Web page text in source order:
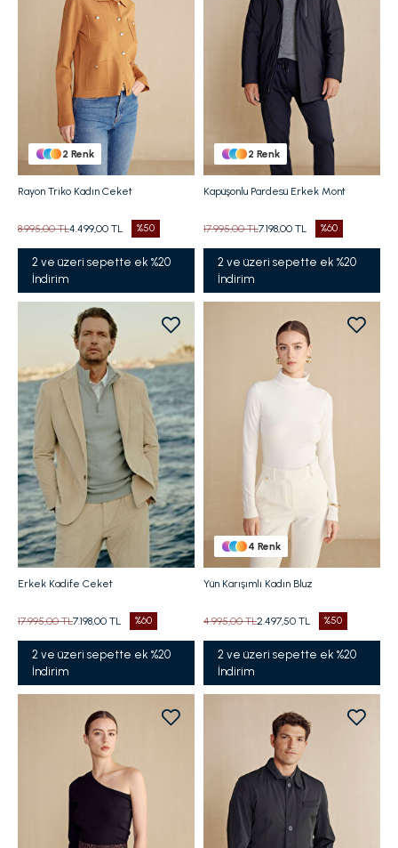
2 Renk
Rayon Triko Kadın Ceket
8.995,00 TL4.499,00 TL %50
2 ve üzeri sepette ek %20
İndirim
2 Renk
Kapüşonlu Pardesü Erkek Mont
17.995,00 TL7.198,00 TL %60
2 ve üzeri sepette ek %20
İndirim
Erkek Kadife Ceket
17.995,00 TL7.198,00 TL %60
2 ve üzeri sepette ek %20
İndirim
4 Renk
Yün Karışımlı Kadın Bluz
4.995,00 TL2.497,50 TL %50
2 ve üzeri sepette ek %20
İndirim